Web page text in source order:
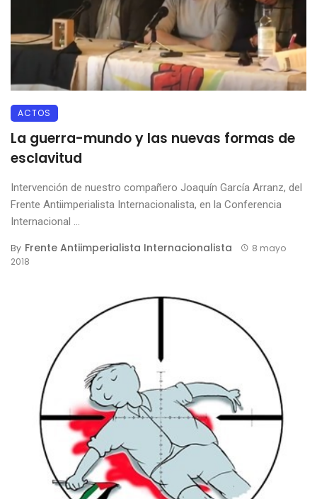
ACTOS
La guerra-mundo y las nuevas formas de
esclavitud
Intervención de nuestro compañero Joaquín García Arranz, del
Frente Antiimperialista Internacionalista, en la Conferencia
Internacional ...
By Frente Antiimperialista Internacionalista
8 mayo
2018